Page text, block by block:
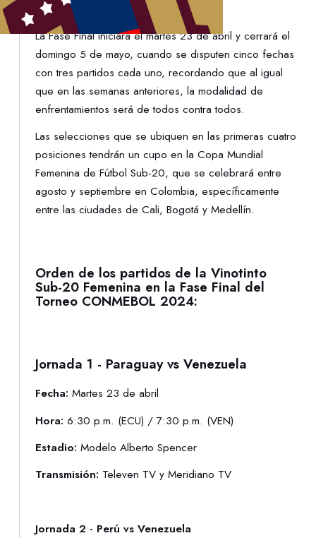
A.
La Fase Final iniciará el martes 23 de abril y cerrará el
domingo 5 de mayo, cuando se disputen cinco fechas
con tres partidos cada uno, recordando que al igual
que en las semanas anteriores, la modalidad de
enfrentamientos será de todos contra todos.
Las selecciones que se ubiquen en las primeras cuatro
posiciones tendrán un cupo en la Copa Mundial
Femenina de Fútbol Sub-20, que se celebrará entre
agosto y septiembre en Colombia, específicamente
entre las ciudades de Cali, Bogotá y Medellín.
Orden de los partidos de la Vinotinto
Sub-20 Femenina en la Fase Final del
Torneo CONMEBOL 2024:
Jornada 1 - Paraguay vs Venezuela
Fecha: Martes 23 de abril
Hora: 6:30 p.m. (ECU) / 7:30 p.m. (VEN)
Estadio:Modelo Alberto Spencer
Transmisión: Televen TV y Meridiano TV
Jornada 2 - Perú vs Venezuela